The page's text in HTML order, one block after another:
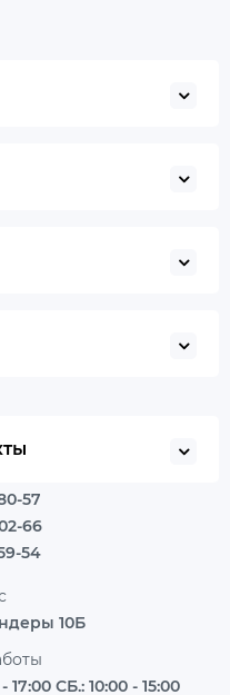
57
66
54
10Б
СБ.: 10:00 - 15:00